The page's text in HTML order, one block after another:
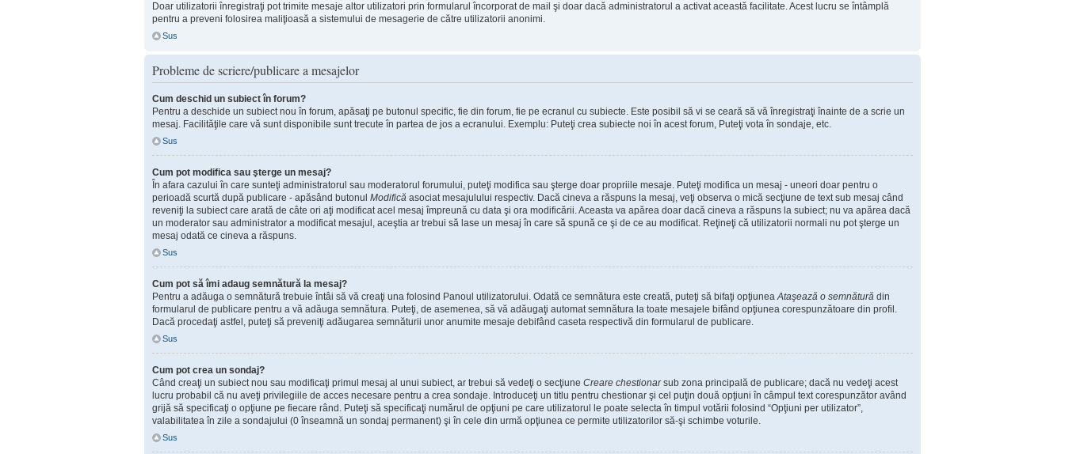
Doar utilizatorii înregistraţi pot trimite mesaje altor utilizatori prin formularul încorporat de mail şi doar dacă administratorul a activat această facilitate. Acest lucru se întâmplă
pentru a preveni folosirea maliţioasă a sistemului de mesagerie de către utilizatorii anonimi.
Sus
Probleme de scriere/publicare a mesajelor
Cum deschid un subiect în forum?
Pentru a deschide un subiect nou în forum, apăsaţi pe butonul specific, fie din forum, fie pe ecranul cu subiecte. Este posibil să vi se ceară să vă înregistraţi înainte de a scrie un
mesaj. Facilităţile care vă sunt disponibile sunt trecute în partea de jos a ecranului. Exemplu: Puteţi crea subiecte noi în acest forum, Puteţi vota în sondaje, etc.
Sus
Cum pot modifica sau şterge un mesaj?
În afara cazului în care sunteţi administratorul sau moderatorul forumului, puteţi modifica sau şterge doar propriile mesaje. Puteţi modifica un mesaj - uneori doar pentru o
perioadă scurtă după publicare - apăsând butonul Modifică asociat mesajulului respectiv. Dacă cineva a răspuns la mesaj, veţi observa o mică secţiune de text sub mesaj când
reveniţi la subiect care arată de câte ori aţi modificat acel mesaj împreună cu data şi ora modificării. Aceasta va apărea doar dacă cineva a răspuns la subiect; nu va apărea dacă
un moderator sau administrator a modificat mesajul, aceştia ar trebui să lase un mesaj în care să spună ce şi de ce au modificat. Reţineţi că utilizatorii normali nu pot şterge un
mesaj odată ce cineva a răspuns.
Sus
Cum pot să îmi adaug semnătură la mesaj?
Pentru a adăuga o semnătură trebuie întâi să vă creaţi una folosind Panoul utilizatorului. Odată ce semnătura este creată, puteţi să bifaţi opţiuneaAtaşează o semnătură din
formularul de publicare pentru a vă adăuga semnătura. Puteţi, de asemenea, să vă adăugaţi automat semnătura la toate mesajele bifând opţiunea corespunzătoare din profil.
Dacă procedaţi astfel, puteţi să preveniţi adăugarea semnăturii unor anumite mesaje debifând caseta respectivă din formularul de publicare.
Sus
Cum pot crea un sondaj?
Când creaţi un subiect nou sau modificaţi primul mesaj al unui subiect, ar trebui să vedeţi o secţiune Creare chestionarsub zona principală de publicare; dacă nu vedeţi acest
lucru probabil că nu aveţi privilegiile de acces necesare pentru a crea sondaje. Introduceţi un titlu pentru chestionar şi cel puţin două opţiuni în câmpul text corespunzător având
grijă să specificaţi o opţiune pe fiecare rând. Puteţi să specificaţi numărul de opţiuni pe care utilizatorul le poate selecta în timpul votării folosind “Opţiuni per utilizator”,
valabilitatea în zile a sondajului (0 înseamnă un sondaj permanent) şi în cele din urmă opţiunea ce permite utilizatorilor să-şi schimbe voturile.
Sus